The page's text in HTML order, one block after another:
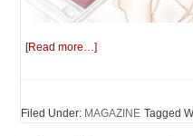
[Read more…]
Filed Under: MAGAZINE Tagged